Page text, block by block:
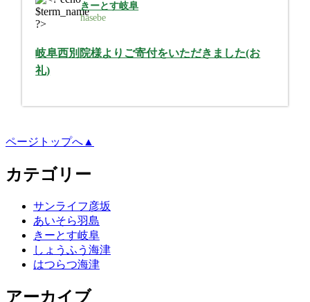
きーとす岐阜
hasebe
岐阜西別院様よりご寄付をいただきました(お
礼)
ページトップへ▲
カテゴリー
サンライフ彦坂
あいそら羽島
きーとす岐阜
しょうふう海津
はつらつ海津
アーカイブ